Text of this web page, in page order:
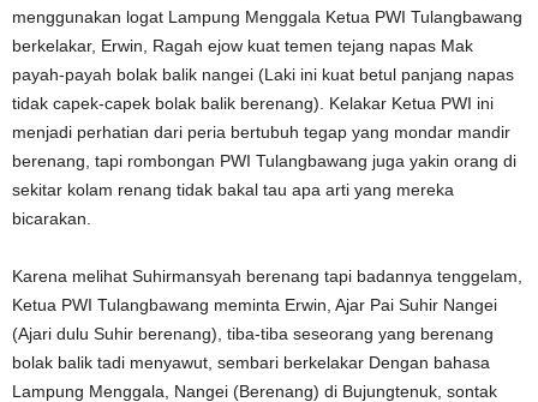
menggunakan logat Lampung Menggala Ketua PWI Tulangbawang
berkelakar, Erwin, Ragah ejow kuat temen tejang napas Mak
payah-payah bolak balik nangei (Laki ini kuat betul panjang napas
tidak capek-capek bolak balik berenang). Kelakar Ketua PWI ini
menjadi perhatian dari peria bertubuh tegap yang mondar mandir
berenang, tapi rombongan PWI Tulangbawang juga yakin orang di
sekitar kolam renang tidak bakal tau apa arti yang mereka
bicarakan.
Karena melihat Suhirmansyah berenang tapi badannya tenggelam,
Ketua PWI Tulangbawang meminta Erwin, Ajar Pai Suhir Nangei
(Ajari dulu Suhir berenang), tiba-tiba seseorang yang berenang
bolak balik tadi menyawut, sembari berkelakar Dengan bahasa
Lampung Menggala, Nangei (Berenang) di Bujungtenuk, sontak